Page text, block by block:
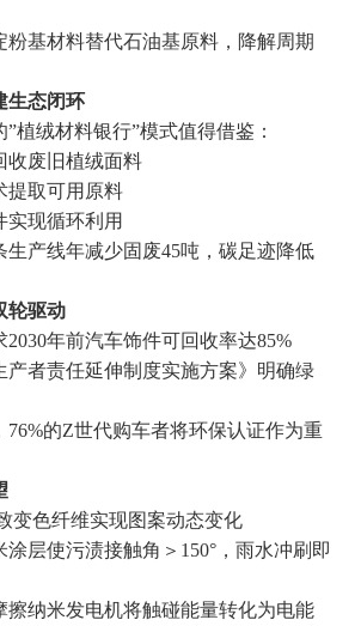
粉基材料替代石油基原料，降解周期
生态闭环
植绒材料银行”模式值得借鉴：
收废旧植绒面料
提取可用原料
实现循环利用
生产线年减少固废45吨，碳足迹降低
轮驱动
年前汽车饰件可回收率达85%
产者责任延伸制度实施方案》明确绿
76%的Z世代购车者将环保认证作为重
变色纤维实现图案动态变化
涂层使污渍接触角＞150°，雨水冲刷即
擦纳米发电机将触碰能量转化为电能